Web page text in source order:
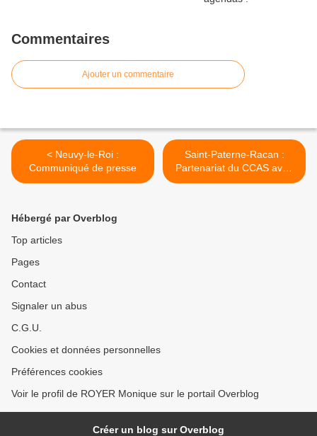
Commentaires
Ajouter un commentaire
< Neuvy-le-Roi :
Communiqué de presse
Saint-Paterne-Racan :
Partenariat du CCAS avec
le collectif Main dans la
Hébergé par Overblog
Top articles
Pages
Contact
Signaler un abus
C.G.U.
Cookies et données personnelles
Préférences cookies
Voir le profil de ROYER Monique sur le portail Overblog
Créer un blog sur Overblog